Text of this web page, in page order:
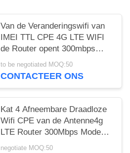
Van de Veranderingswifi van
IMEI TTL CPE 4G LTE WIFI
de Router opent 300mbps
voor kabeltelevisie-Camera
to be negotiated MOQ:50
CONTACTEER ONS
Kat 4 Afneembare Draadloze
Wifi CPE van de Antenne4g
LTE Router 300Mbps Modem
Bleke Ethernet van FDD TDD
negotiate MOQ:50